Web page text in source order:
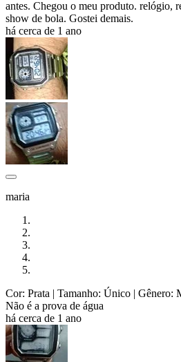
antes. Chegou o meu produto. relógio,
show de bola. Gostei demais.
há cerca de 1 ano
maria
Cor: Prata | Tamanho: Único | Gênero:
Não é a prova de água
há cerca de 1 ano